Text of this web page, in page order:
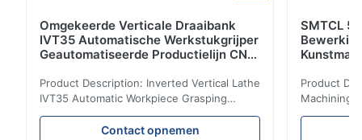
Omgekeerde Verticale Draaibank
IVT35 Automatische Werkstukgrijper
Geautomatiseerde Productielijn CNC
Product Description: Inverted Vertical Lathe
IVT35 Automatic Workpiece Grasping
Automated Production Line CNC Lathe
IVT35 automated production line stands
Contact opnemen
SMTCL 5
Product
Machining
Mineral